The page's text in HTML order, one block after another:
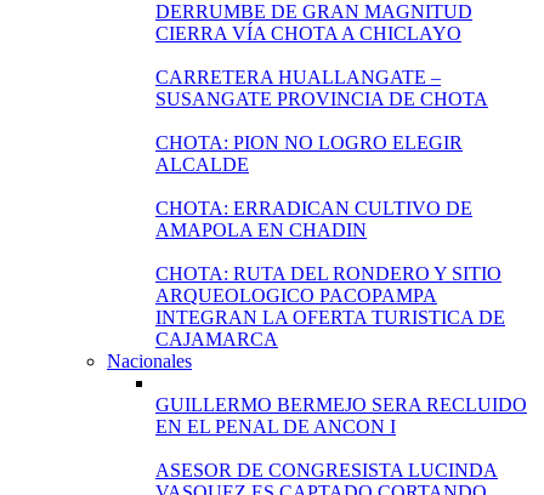
DERRUMBE DE GRAN MAGNITUD
CIERRA VÍA CHOTA A CHICLAYO
CARRETERA HUALLANGATE –
SUSANGATE PROVINCIA DE CHOTA
CHOTA: PION NO LOGRO ELEGIR
ALCALDE
CHOTA: ERRADICAN CULTIVO DE
AMAPOLA EN CHADIN
CHOTA: RUTA DEL RONDERO Y SITIO
ARQUEOLOGICO PACOPAMPA
INTEGRAN LA OFERTA TURISTICA DE
CAJAMARCA
Nacionales
GUILLERMO BERMEJO SERA RECLUIDO
EN EL PENAL DE ANCON I
ASESOR DE CONGRESISTA LUCINDA